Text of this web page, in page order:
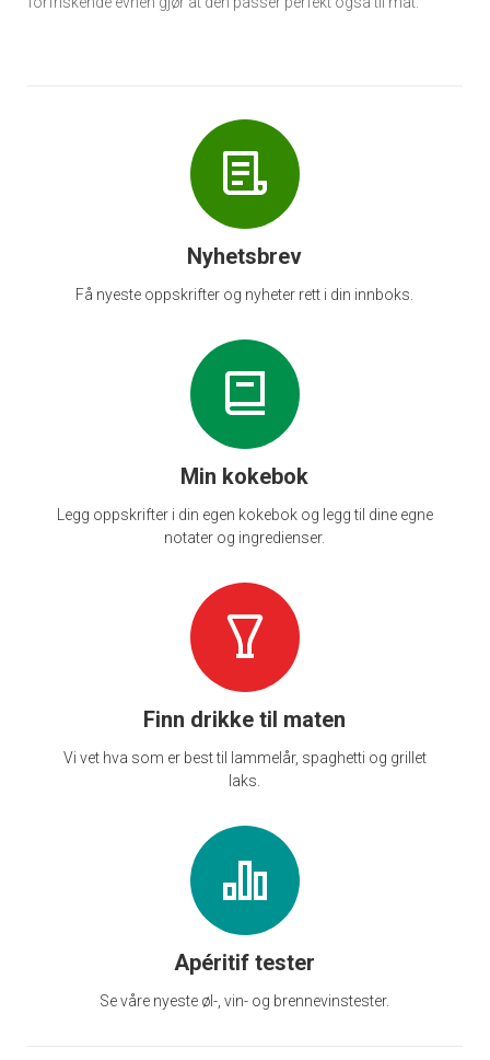
Nyhetsbrev
Få nyeste oppskrifter og nyheter rett i din innboks.
Min kokebok
Legg oppskrifter i din egen kokebok og legg til dine egne
notater og ingredienser.
Finn drikke til maten
Vi vet hva som er best til lammelår, spaghetti og grillet
laks.
Apéritif tester
Se våre nyeste øl-, vin- og brennevinstester.